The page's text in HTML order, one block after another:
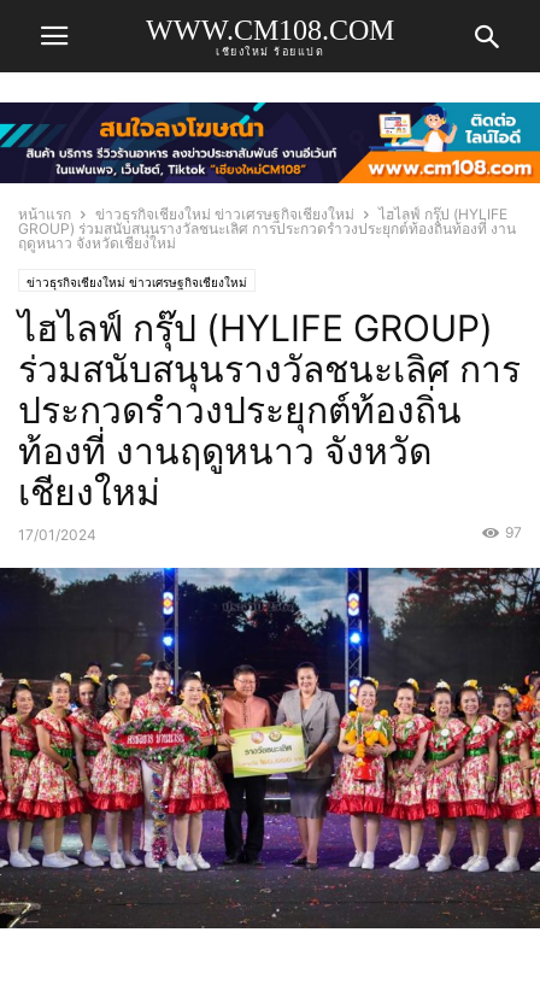
WWW.CM108.COM
เชียงใหม่ ร้อยแปด
หน้าแรก ข่าวธุรกิจเชียงใหม่ ข่าวเศรษฐกิจเชียงใหม่
ไฮไลฟ์ กรุ๊ป (HYLIFE
GROUP) ร่วมสนับสนุนรางวัลชนะเลิศ การประกวดรำวงประยุกต์ท้องถิ่นท้องที่ งาน
ฤดูหนาว จังหวัดเชียงใหม่
ข่าวธุรกิจเชียงใหม่ ข่าวเศรษฐกิจเชียงใหม่
ไฮไลฟ์ กรุ๊ป (HYLIFE GROUP)
ร่วมสนับสนุนรางวัลชนะเลิศ การ
ประกวดรำวงประยุกต์ท้องถิ่น
ท้องที่ งานฤดูหนาว จังหวัด
เชียงใหม่
17/01/2024 97